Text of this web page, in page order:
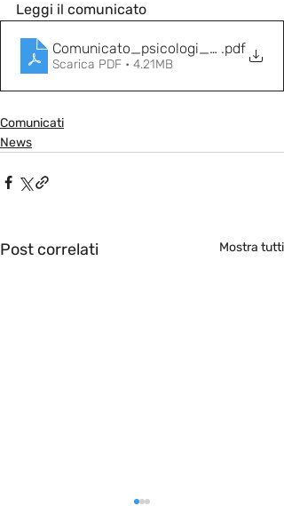
Leggi il comunicato
.pdf
Scarica PDF • 4.21MB
Comunicati
News
Post correlati Mostra tutti